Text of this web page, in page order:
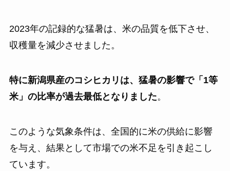
2023年の記録的な猛暑は、米の品質を低下させ、
収穫量を減少させました。
特に新潟県産のコシヒカリは、猛暑の影響で「1等
米」の比率が過去最低となりました。
このような気象条件は、全国的に米の供給に影響
を与え、結果として市場での米不足を引き起こし
ています。